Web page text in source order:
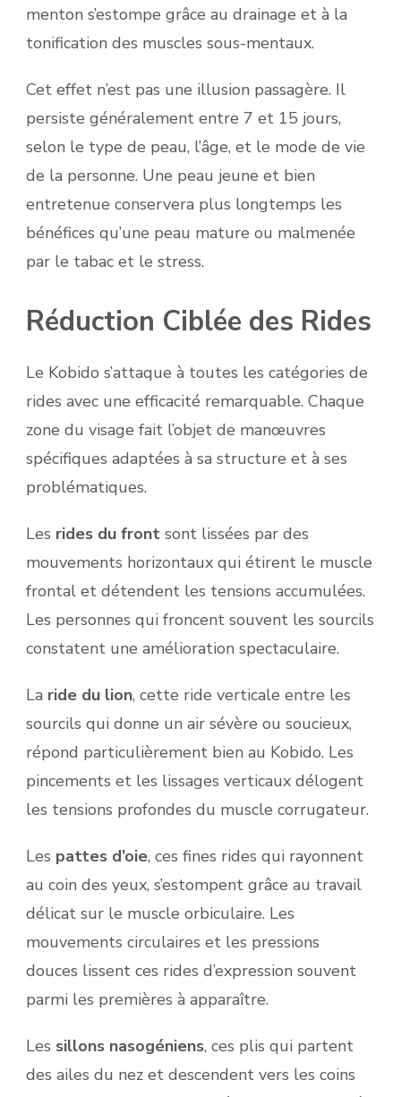
menton s’estompe grâce au drainage et à la
tonification des muscles sous-mentaux.
Cet effet n’est pas une illusion passagère. Il
persiste généralement entre 7 et 15 jours,
selon le type de peau, l’âge, et le mode de vie
de la personne. Une peau jeune et bien
entretenue conservera plus longtemps les
bénéfices qu’une peau mature ou malmenée
par le tabac et le stress.
Réduction Ciblée des Rides
Le Kobido s’attaque à toutes les catégories de
rides avec une efficacité remarquable. Chaque
zone du visage fait l’objet de manœuvres
spécifiques adaptées à sa structure et à ses
problématiques.
Les rides du front sont lissées par des
mouvements horizontaux qui étirent le muscle
frontal et détendent les tensions accumulées.
Les personnes qui froncent souvent les sourcils
constatent une amélioration spectaculaire.
La ride du lion, cette ride verticale entre les
sourcils qui donne un air sévère ou soucieux,
répond particulièrement bien au Kobido. Les
pincements et les lissages verticaux délogent
les tensions profondes du muscle corrugateur.
Les pattes d’oie, ces fines rides qui rayonnent
au coin des yeux, s’estompent grâce au travail
délicat sur le muscle orbiculaire. Les
mouvements circulaires et les pressions
douces lissent ces rides d’expression souvent
parmi les premières à apparaître.
Les sillons nasogéniens, ces plis qui partent
des ailes du nez et descendent vers les coins